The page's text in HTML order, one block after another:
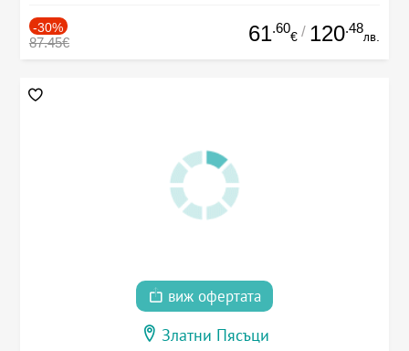
-30%
87.45€ 61.60
€ / 120.48
лв.
виж офертата
Златни Пясъци